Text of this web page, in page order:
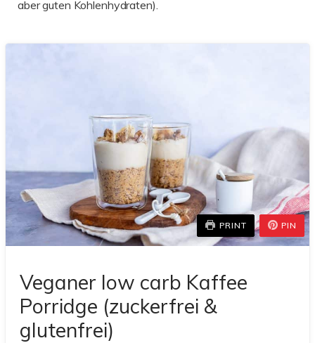
aber guten Kohlenhydraten).
PRINT PIN
Veganer low carb Kaffee
Porridge (zuckerfrei &
glutenfrei)